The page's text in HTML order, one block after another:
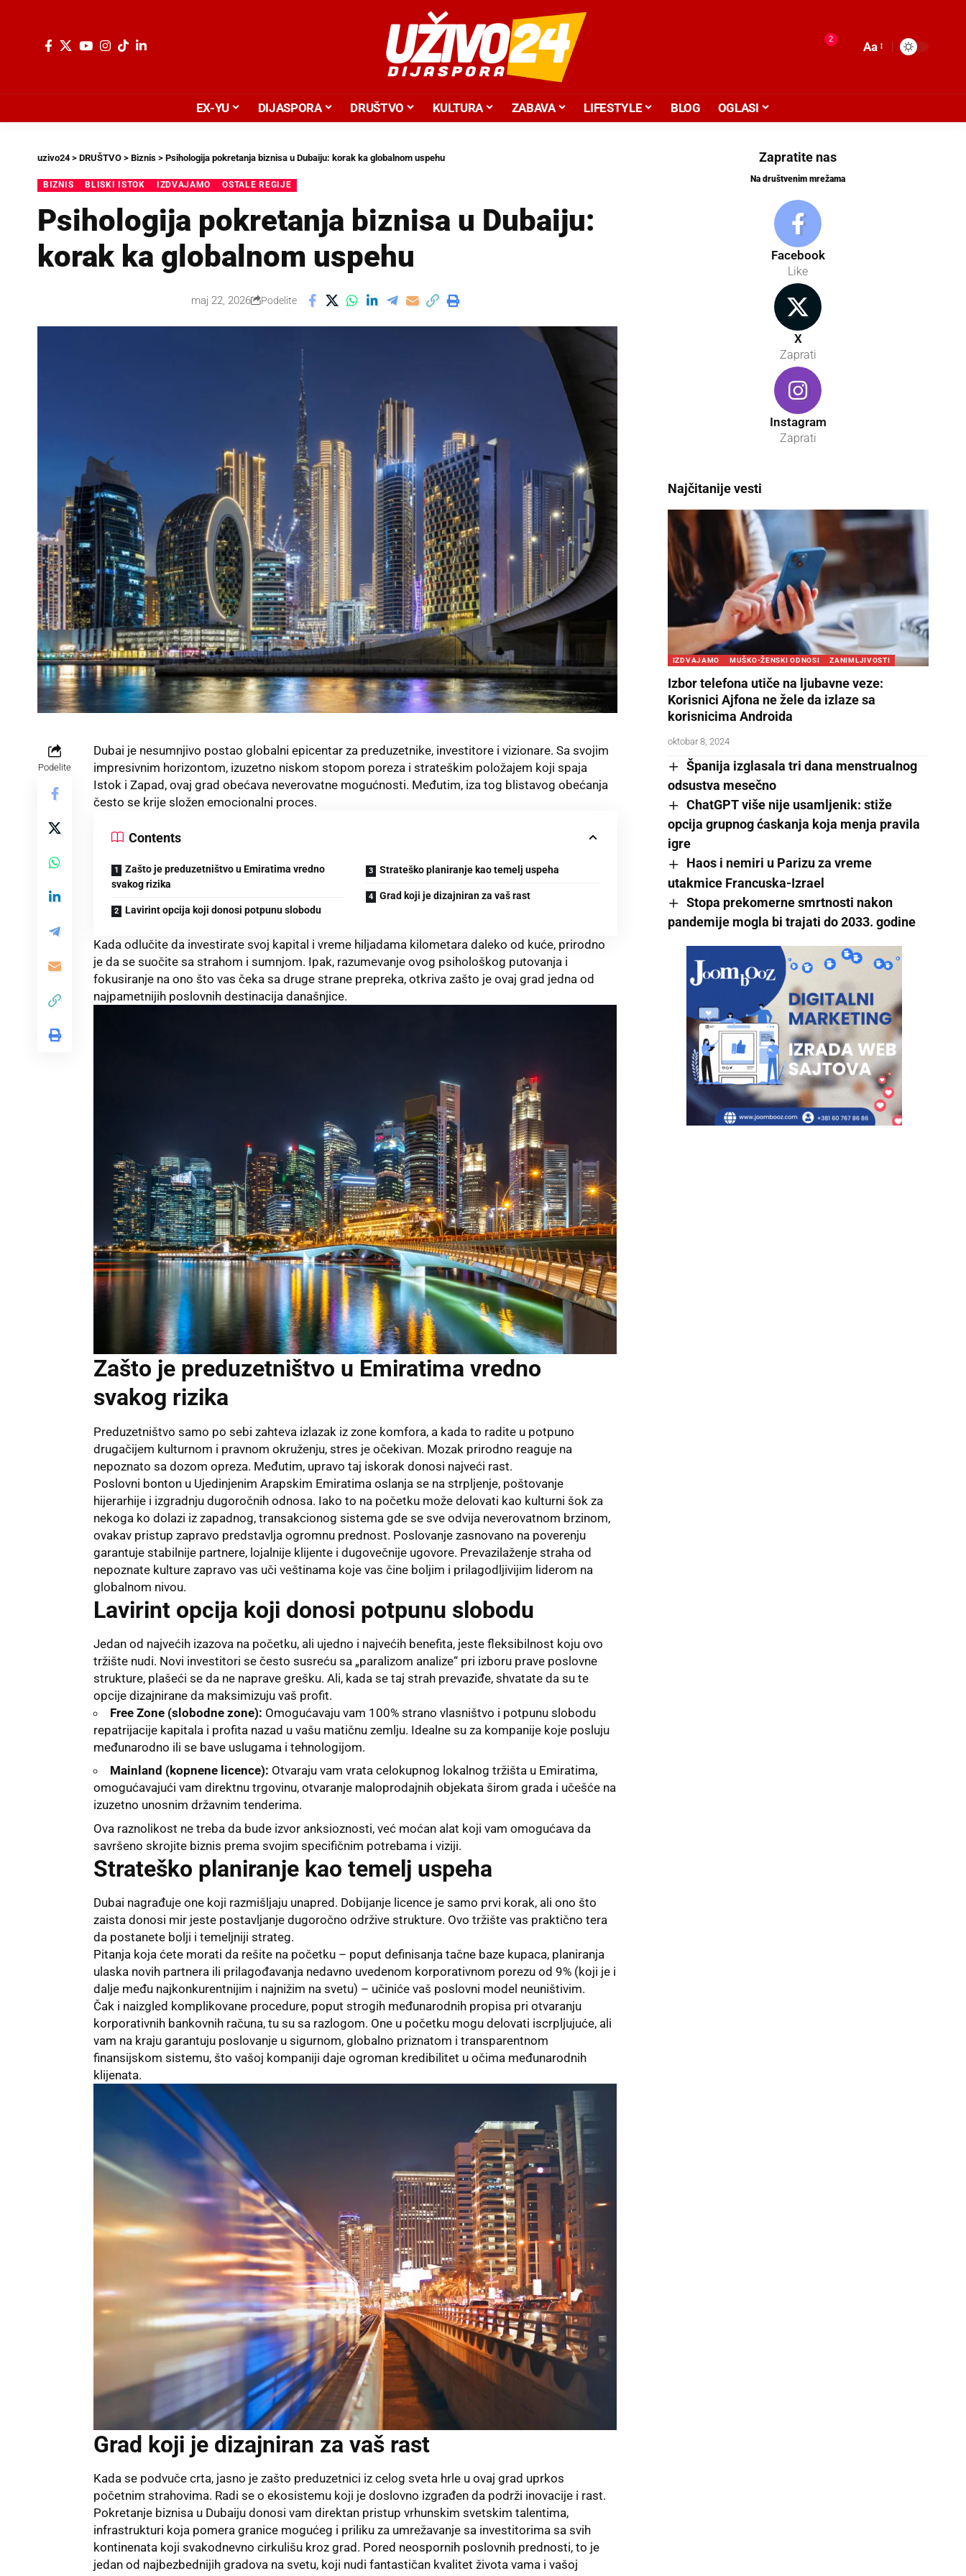
2
Aa
EX-YU DIJASPORA DRUŠTVO KULTURA ZABAVA LIFESTYLE BLOG OGLASI
uzivo24> DRUŠTVO > Biznis > Psihologija pokretanja biznisa u Dubaiju: korak ka globalnom uspehu
BIZNIS BLISKI ISTOK IZDVAJAMO OSTALE REGIJE
Psihologija pokretanja biznisa u Dubaiju:
korak ka globalnom uspehu
maj 22, 2026 Podelite
Podelite
Dubai je nesumnjivo postao globalni epicentar za preduzetnike, investitore i vizionare. Sa svojim
impresivnim horizontom, izuzetno niskom stopom poreza i strateškim položajem koji spaja
Istok i Zapad, ovaj grad obećava neverovatne mogućnosti. Međutim, iza tog blistavog obećanja
često se krije složen emocionalni proces.
Contents
Zašto je preduzetništvo u Emiratima vredno
svakog rizika
Lavirint opcija koji donosi potpunu slobodu
Strateško planiranje kao temelj uspeha
Grad koji je dizajniran za vaš rast
Kada odlučite da investirate svoj kapital i vreme hiljadama kilometara daleko od kuće, prirodno
je da se suočite sa strahom i sumnjom. Ipak, razumevanje ovog psihološkog putovanja i
fokusiranje na ono što vas čeka sa druge strane prepreka, otkriva zašto je ovaj grad jedna od
najpametnijih poslovnih destinacija današnjice.
Zašto je preduzetništvo u Emiratima vredno
svakog rizika
Preduzetništvo samo po sebi zahteva izlazak iz zone komfora, a kada to radite u potpuno
drugačijem kulturnom i pravnom okruženju, stres je očekivan. Mozak prirodno reaguje na
nepoznato sa dozom opreza. Međutim, upravo taj iskorak donosi najveći rast.
Poslovni bonton u Ujedinjenim Arapskim Emiratima oslanja se na strpljenje, poštovanje
hijerarhije i izgradnju dugoročnih odnosa. Iako to na početku može delovati kao kulturni šok za
nekoga ko dolazi iz zapadnog, transakcionog sistema gde se sve odvija neverovatnom brzinom,
ovakav pristup zapravo predstavlja ogromnu prednost. Poslovanje zasnovano na poverenju
garantuje stabilnije partnere, lojalnije klijente i dugovečnije ugovore. Prevazilaženje straha od
nepoznate kulture zapravo vas uči veštinama koje vas čine boljim i prilagodljivijim liderom na
globalnom nivou.
Lavirint opcija koji donosi potpunu slobodu
Jedan od najvećih izazova na početku, ali ujedno i najvećih benefita, jeste fleksibilnost koju ovo
tržište nudi. Novi investitori se često susreću sa „paralizom analize“ pri izboru prave poslovne
strukture, plašeći se da ne naprave grešku. Ali, kada se taj strah prevaziđe, shvatate da su te
opcije dizajnirane da maksimizuju vaš profit.
Free Zone (slobodne zone): Omogućavaju vam 100% strano vlasništvo i potpunu slobodu
repatrijacije kapitala i profita nazad u vašu matičnu zemlju. Idealne su za kompanije koje posluju
međunarodno ili se bave uslugama i tehnologijom.
Mainland (kopnene licence): Otvaraju vam vrata celokupnog lokalnog tržišta u Emiratima,
omogućavajući vam direktnu trgovinu, otvaranje maloprodajnih objekata širom grada i učešće na
izuzetno unosnim državnim tenderima.
Ova raznolikost ne treba da bude izvor anksioznosti, već moćan alat koji vam omogućava da
savršeno skrojite biznis prema svojim specifičnim potrebama i viziji.
Strateško planiranje kao temelj uspeha
Dubai nagrađuje one koji razmišljaju unapred. Dobijanje licence je samo prvi korak, ali ono što
zaista donosi mir jeste postavljanje dugoročno održive strukture. Ovo tržište vas praktično tera
da postanete bolji i temeljniji strateg.
Pitanja koja ćete morati da rešite na početku – poput definisanja tačne baze kupaca, planiranja
ulaska novih partnera ili prilagođavanja nedavno uvedenom korporativnom porezu od 9% (koji je i
dalje među najkonkurentnijim i najnižim na svetu) – učiniće vaš poslovni model neuništivim.
Čak i naizgled komplikovane procedure, poput strogih međunarodnih propisa pri otvaranju
korporativnih bankovnih računa, tu su sa razlogom. One u početku mogu delovati iscrpljujuće, ali
vam na kraju garantuju poslovanje u sigurnom, globalno priznatom i transparentnom
finansijskom sistemu, što vašoj kompaniji daje ogroman kredibilitet u očima međunarodnih
klijenata.
Grad koji je dizajniran za vaš rast
Kada se podvuče crta, jasno je zašto preduzetnici iz celog sveta hrle u ovaj grad uprkos
početnim strahovima. Radi se o ekosistemu koji je doslovno izgrađen da podrži inovacije i rast.
Pokretanje biznisa u Dubaiju donosi vam direktan pristup vrhunskim svetskim talentima,
infrastrukturi koja pomera granice mogućeg i priliku za umrežavanje sa investitorima sa svih
kontinenata koji svakodnevno cirkulišu kroz grad. Pored neospornih poslovnih prednosti, to je
jedan od najbezbednijih gradova na svetu, koji nudi fantastičan kvalitet života vama i vašoj
Zapratite nas
Na društvenim mrežama
Facebook
Like
X
Zaprati
Instagram
Zaprati
Najčitanije vesti
IZDVAJAMO MUŠKO-ŽENSKI ODNOSI ZANIMLJIVOSTI
Izbor telefona utiče na ljubavne veze:
Korisnici Ajfona ne žele da izlaze sa
korisnicima Androida
oktobar 8, 2024
Španija izglasala tri dana menstrualnog
odsustva mesečno
ChatGPT više nije usamljenik: stiže
opcija grupnog ćaskanja koja menja pravila
igre
Haos i nemiri u Parizu za vreme
utakmice Francuska-Izrael
Stopa prekomerne smrtnosti nakon
pandemije mogla bi trajati do 2033. godine